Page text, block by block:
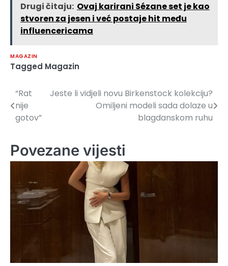
Drugi čitaju: Ovaj karirani Sézane set je kao
stvoren za jesen i već postaje hit među
influencericama
MAGAZIN
Tagged Magazin
Navigacija
članaka
“Rat
nije
gotov”
Jeste li vidjeli novu Birkenstock kolekciju?
Omiljeni modeli sada dolaze u
blagdanskom ruhu
Povezane vijesti